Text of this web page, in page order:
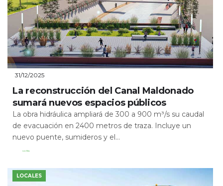
31/12/2025
La reconstrucción del Canal Maldonado
sumará nuevos espacios públicos
La obra hidráulica ampliará de 300 a 900 m³/s su caudal
de evacuación en 2400 metros de traza. Incluye un
nuevo puente, sumideros y el...
Leer Más
LOCALES